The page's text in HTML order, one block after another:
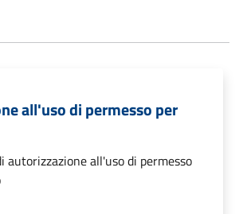
all'uso di permesso per
autorizzazione all'uso di permesso